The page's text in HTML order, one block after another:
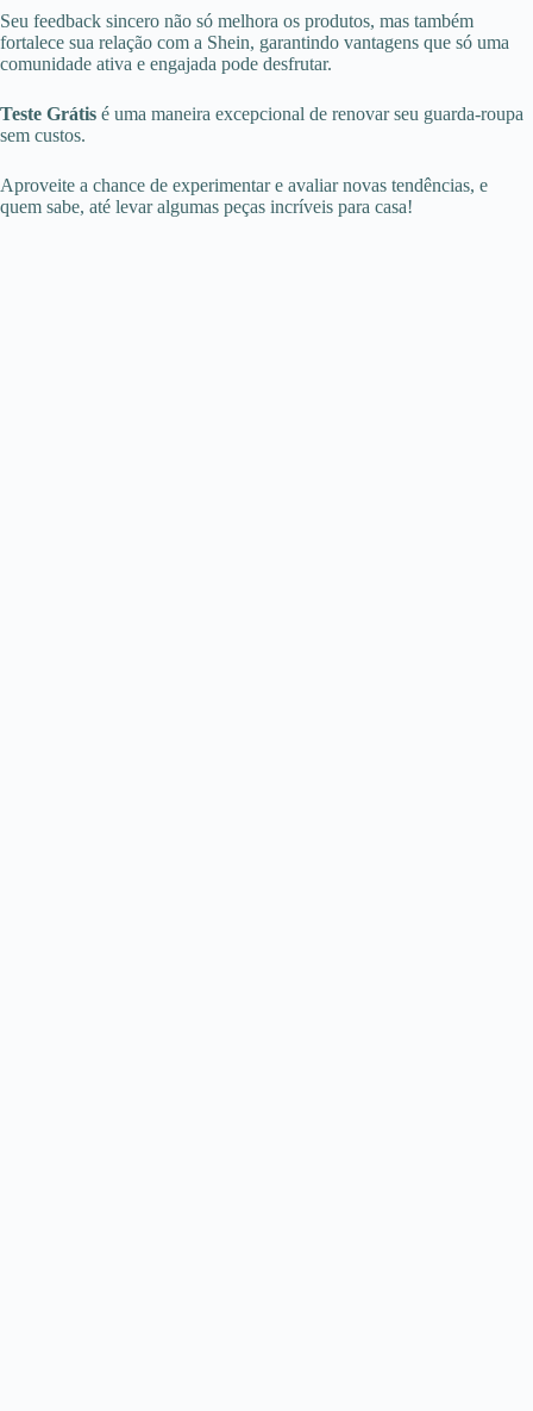
Seu feedback sincero não só melhora os produtos, mas também
fortalece sua relação com a Shein, garantindo vantagens que só uma
comunidade ativa e engajada pode desfrutar.
Teste Grátis é uma maneira excepcional de renovar seu guarda-roupa
sem custos.
Aproveite a chance de experimentar e avaliar novas tendências, e
quem sabe, até levar algumas peças incríveis para casa!